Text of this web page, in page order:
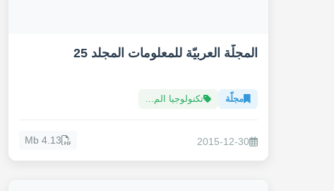
المجلّة العربيّة للمعلومات المجلد 25
مجلّة تكنولوجيا الم...
2015-12-30
4.13 Mb